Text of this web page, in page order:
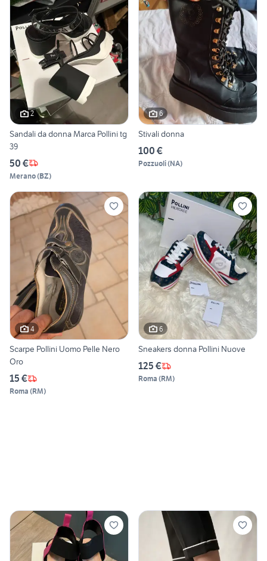
2
Sandali da donna Marca Pollini tg
39
50 €
Merano(BZ)
6
Stivali donna
100 €
Pozzuoli(NA)
4
Scarpe Pollini Uomo Pelle Nero
Oro
15 €
Roma (RM)
6
Sneakers donna Pollini Nuove
125 €
Roma (RM)